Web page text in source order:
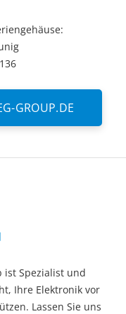
GROUP.DE
ist Spezialist und
Ihre Elektronik vor
Lassen Sie uns